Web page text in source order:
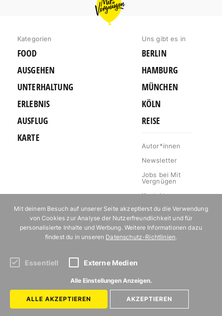
VERGNÜGEN
BERLIN
Kategorien
FOOD
AUSGEHEN
UNTERHALTUNG
ERLEBNIS
AUSFLUG
KARTE
Uns gibt es in
BERLIN
HAMBURG
MÜNCHEN
KÖLN
REISE
Autor*innen
Newsletter
Jobs bei Mit
Vergnügen
Kontakt
Mediakit
Impressum
Datenschutz
Abonniere unseren Newsletter!
Mit deinem Besuch auf unserer Seite akzeptierst du die Verwendung
von Cookies zur Analyse der Nutzerfreundlichkeit und für
personalisierte Inhalte und Werbung. Weitere Informationen dazu
findest du in unseren Datenschutz-Richtlinien.
Essentiell Externe Medien
Alle Einstellungen Anzeigen.
ALLE AKZEPTIEREN AKZEPTIEREN